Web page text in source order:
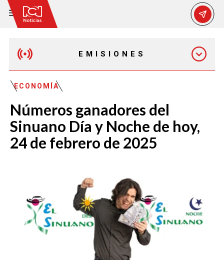
EMISIONES
EMISIÓN 12:30 PM
EMISIÓN 7:00 PM
EMISIÓN 11:30 PM
ECONOMÍA
Números ganadores del
Sinuano Día y Noche de hoy,
24 de febrero de 2025